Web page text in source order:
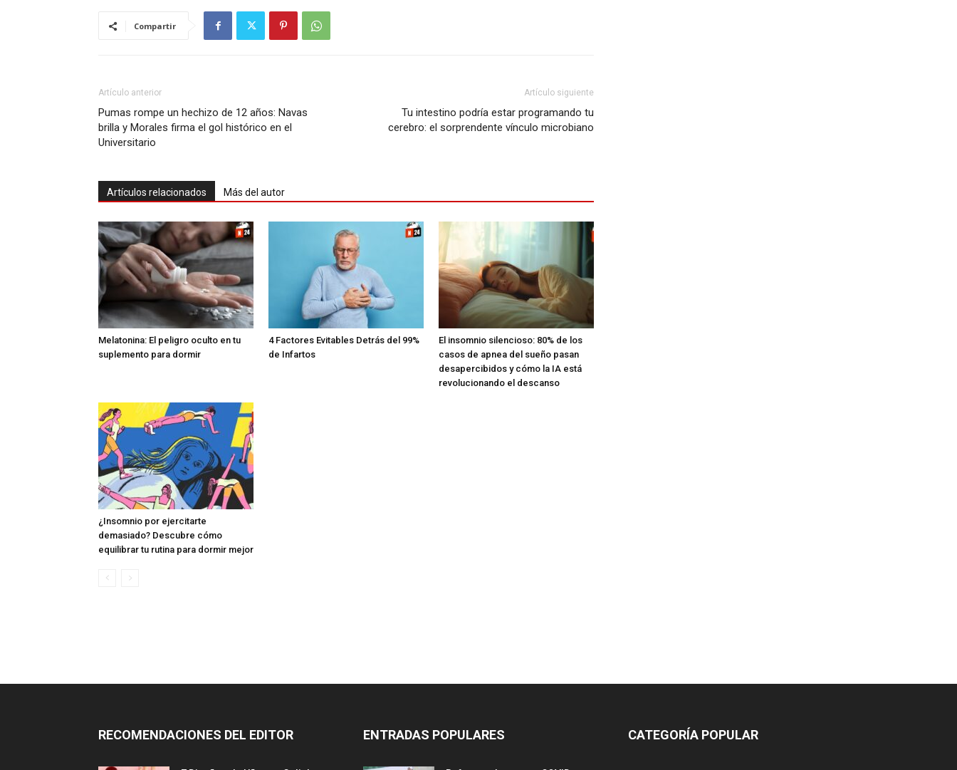
Compartir
Artículo anterior
Pumas rompe un hechizo de 12 años: Navas
brilla y Morales firma el gol histórico en el
Universitario
Artículo siguiente
Tu intestino podría estar programando tu
cerebro: el sorprendente vínculo microbiano
Artículos relacionados Más del autor
Melatonina: El peligro oculto en tu
suplemento para dormir
4 Factores Evitables Detrás del 99%
de Infartos
El insomnio silencioso: 80% de los
casos de apnea del sueño pasan
desapercibidos y cómo la IA está
revolucionando el descanso
¿Insomnio por ejercitarte
demasiado? Descubre cómo
equilibrar tu rutina para dormir mejor
RECOMENDACIONES DEL EDITOR ENTRADAS POPULARES CATEGORÍA POPULAR